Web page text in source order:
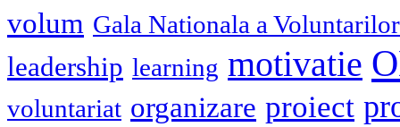
volum Gala Nationala a Voluntarilor
leadership learning motivatie
voluntariat organizare proiect